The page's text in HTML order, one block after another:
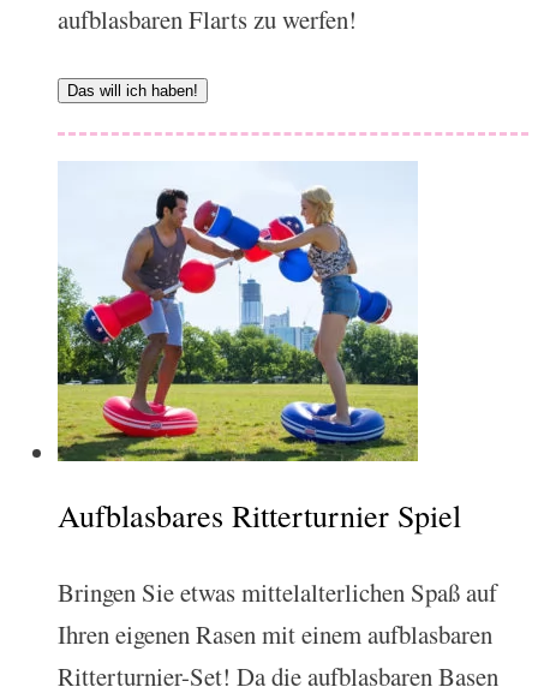
aufblasbaren Flarts zu werfen!
Das will ich haben!
Aufblasbares Ritterturnier Spiel
Bringen Sie etwas mittelalterlichen Spaß auf
Ihren eigenen Rasen mit einem aufblasbaren
Ritterturnier-Set! Da die aufblasbaren Basen